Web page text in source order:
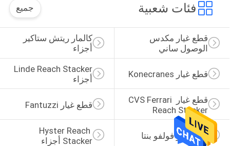
فئات شعبية جميع
كالمار ريتش ستاكير
أجزاء
قطع غيار مكدس
الوصول ساني
أجزاء
قطع غيار Konecranes
قطع غيار Fantuzzi
قطع غيار CVS Ferrari
Reach Stacker
Hyster Reach
Stacker أجزاء
قطع غيار فولفو بنتا